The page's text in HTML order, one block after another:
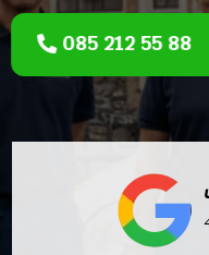
085 212 55 88